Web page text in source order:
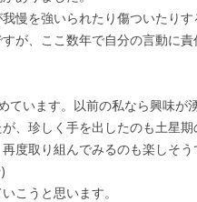
我慢を強いられたり傷ついたり
が、ここ数年で自分の言動に
ています。以前の私なら興味が
、珍しく手を出したのも土星期
度取り組んでみるのも楽しそう
こうと思います。